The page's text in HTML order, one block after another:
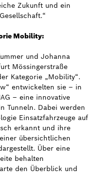
Zukunft und ein
Mobility:
und Johanna
Mössingerstraße
Kategorie „Mobility“.
entwickelten sie – in
– eine innovative
Tunneln. Dabei werden
Einsatzfahrzeuge auf
erkannt und ihre
übersichtlichen
Über eine
behalten
den Überblick und